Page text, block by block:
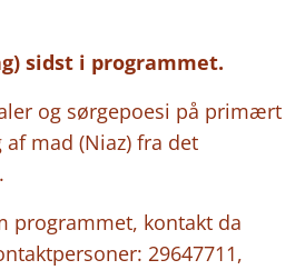
sidst i programmet.
og sørgepoesi på primært
mad (Niaz) fra det
programmet, kontakt da
29647711,